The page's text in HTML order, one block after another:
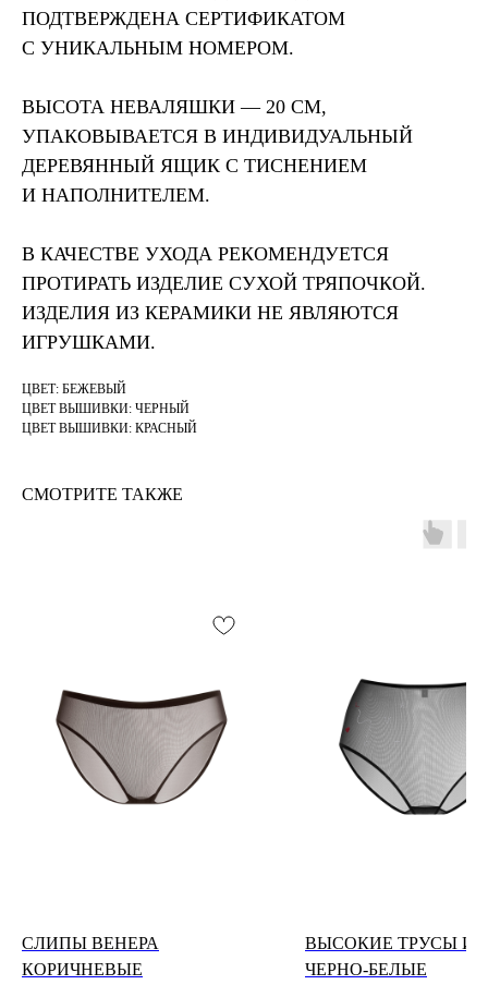
ПОДТВЕРЖДЕНА СЕРТИФИКАТОМ
С УНИКАЛЬНЫМ НОМЕРОМ.
ВЫСОТА НЕВАЛЯШКИ — 20 СМ,
УПАКОВЫВАЕТСЯ В ИНДИВИДУАЛЬНЫЙ
ДЕРЕВЯННЫЙ ЯЩИК С ТИСНЕНИЕМ
И НАПОЛНИТЕЛЕМ.
В КАЧЕСТВЕ УХОДА РЕКОМЕНДУЕТСЯ
ПРОТИРАТЬ ИЗДЕЛИЕ СУХОЙ ТРЯПОЧКОЙ.
ИЗДЕЛИЯ ИЗ КЕРАМИКИ НЕ ЯВЛЯЮТСЯ
ИГРУШКАМИ.
ЦВЕТ: БЕЖЕВЫЙ
ЦВЕТ ВЫШИВКИ: ЧЕРНЫЙ
ЦВЕТ ВЫШИВКИ: КРАСНЫЙ
СМОТРИТЕ ТАКЖЕ
СЛИПЫ ВЕНЕРА
КОРИЧНЕВЫЕ
ВЫСОКИЕ ТРУСЫ
ЧЕРНО-БЕЛЫЕ